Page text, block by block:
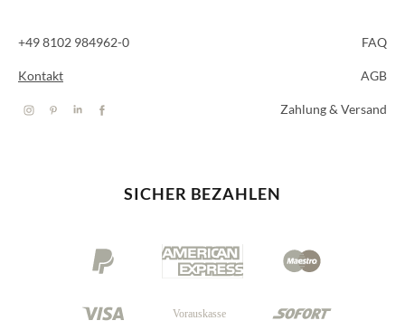
+49 8102 984962-0
Kontakt
FAQ
AGB
Zahlung & Versand
SICHER BEZAHLEN